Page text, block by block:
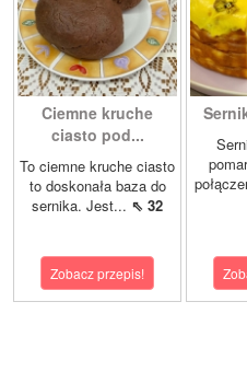
Ciemne kruche
ciasto pod...
To ciemne kruche ciasto
to doskonała baza do
sernika. Jest... ⇖ 32
Zobacz przepis!